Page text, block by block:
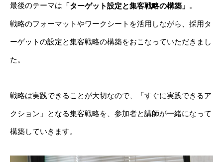
最後のテーマは 「ターゲット設定と集客戦略の構築」 。
戦略のフォーマットやワークシートを活用しながら、採用タ
ーゲットの設定と集客戦略の構築をおこなっていただきまし
た。
戦略は実践できることが大切なので、「すぐに実践できるア
クション」となる集客戦略を、参加者と講師が一緒になって
構築していきます。